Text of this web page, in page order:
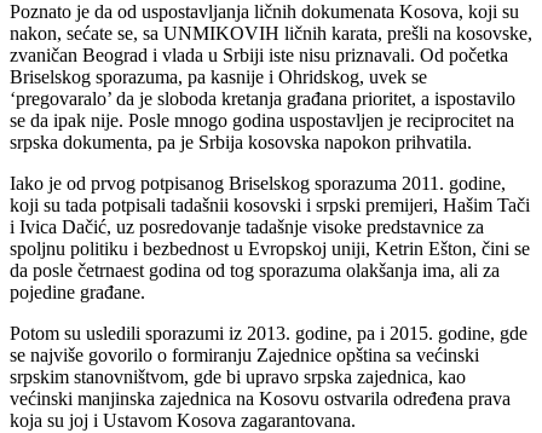
Poznato je da od uspostavljanja ličnih dokumenata Kosova, koji su
nakon, sećate se, sa UNMIKOVIH ličnih karata, prešli na kosovske,
zvaničan Beograd i vlada u Srbiji iste nisu priznavali. Od početka
Briselskog sporazuma, pa kasnije i Ohridskog, uvek se
‘pregovaralo’ da je sloboda kretanja građana prioritet, a ispostavilo
se da ipak nije. Posle mnogo godina uspostavljen je reciprocitet na
srpska dokumenta, pa je Srbija kosovska napokon prihvatila.
Iako je od prvog potpisanog Briselskog sporazuma 2011. godine,
koji su tada potpisali tadašnii kosovski i srpski premijeri, Hašim Tači
i Ivica Dačić, uz posredovanje tadašnje visoke predstavnice za
spoljnu politiku i bezbednost u Evropskoj uniji, Ketrin Ešton, čini se
da posle četrnaest godina od tog sporazuma olakšanja ima, ali za
pojedine građane.
Potom su usledili sporazumi iz 2013. godine, pa i 2015. godine, gde
se najviše govorilo o formiranju Zajednice opština sa većinski
srpskim stanovništvom, gde bi upravo srpska zajednica, kao
većinski manjinska zajednica na Kosovu ostvarila određena prava
koja su joj i Ustavom Kosova zagarantovana.